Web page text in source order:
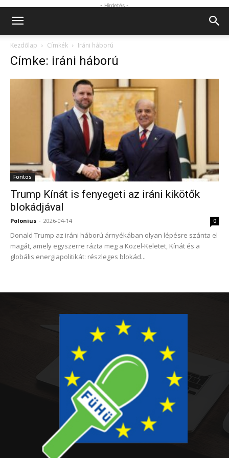
- Hirdetés -
Kezdőlap Címkék Iráni háború
Címke: iráni háború
Fontos
Trump Kínát is fenyegeti az iráni kikötők
blokádjával
Polonius - 2026-04-14 0
Donald Trump az iráni háború árnyékában olyan lépésre szánta el
magát, amely egyszerre rázta meg a Közel-Keletet, Kínát és a
globális energiapolitikát: részleges blokád...